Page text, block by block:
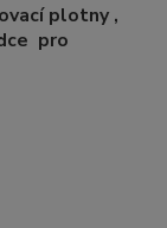
plotny ,
pro